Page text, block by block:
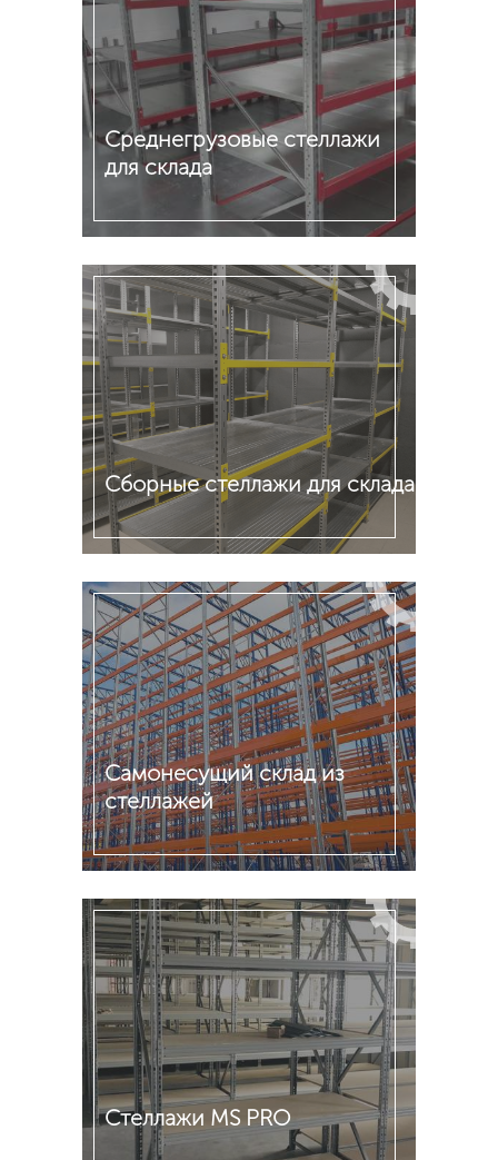
Среднегрузовые стеллажи
для склада
Подробнее
Сборные стеллажи для склада
Подробнее
Самонесущий склад из
стеллажей
Подробнее
Стеллажи MS PRO